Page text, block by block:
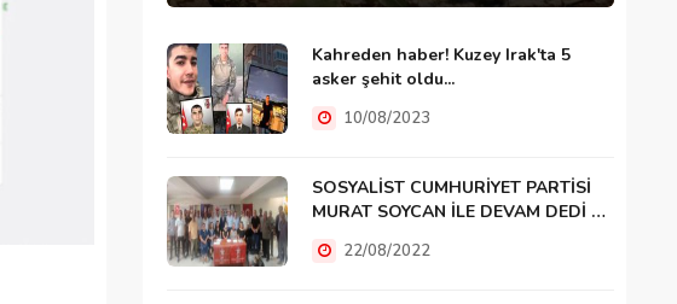
Kahreden haber! Kuzey Irak'ta 5
asker şehit oldu...
10/08/2023
SOSYALİST CUMHURİYET PARTİSİ
MURAT SOYCAN İLE DEVAM DEDİ …
22/08/2022